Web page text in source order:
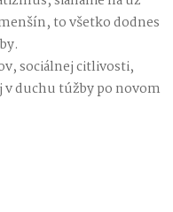
to všetko dodnes
sociálnej citlivosti,
v duchu túžby po novom